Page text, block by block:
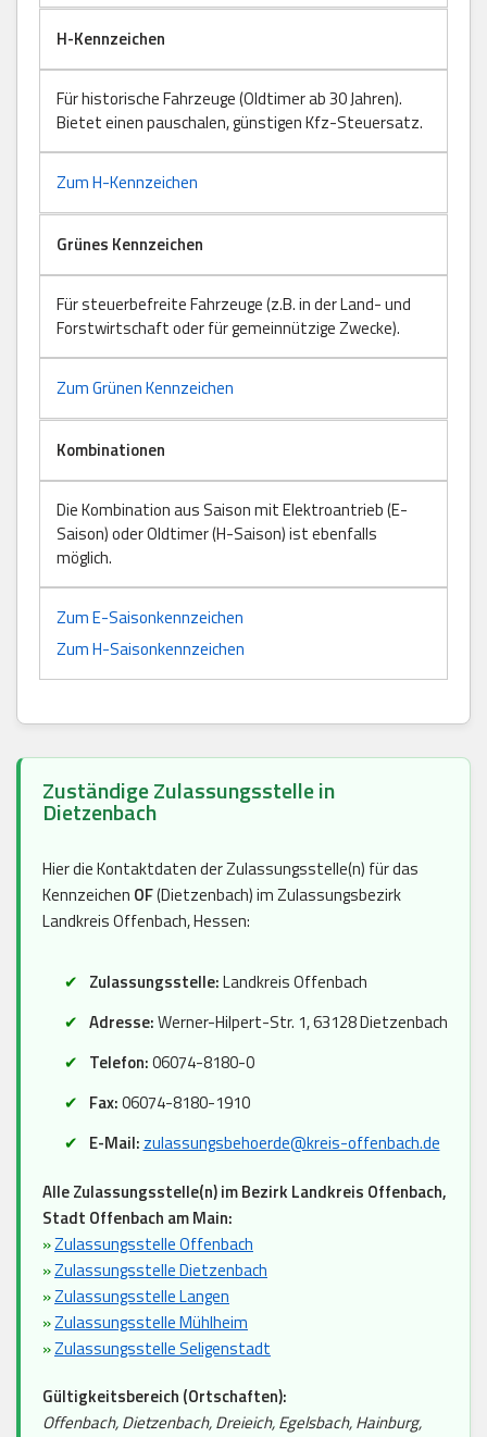
H-Kennzeichen
Für historische Fahrzeuge (Oldtimer ab 30 Jahren).
Bietet einen pauschalen, günstigen Kfz-Steuersatz.
Zum H-Kennzeichen
Grünes Kennzeichen
Für steuerbefreite Fahrzeuge (z.B. in der Land- und
Forstwirtschaft oder für gemeinnützige Zwecke).
Zum Grünen Kennzeichen
Kombinationen
Die Kombination aus Saison mit Elektroantrieb (E-
Saison) oder Oldtimer (H-Saison) ist ebenfalls
möglich.
Zum E-Saisonkennzeichen
Zum H-Saisonkennzeichen
Zuständige Zulassungsstelle in
Dietzenbach
Hier die Kontaktdaten der Zulassungsstelle(n) für das
Kennzeichen OF(Dietzenbach) im Zulassungsbezirk
Landkreis Offenbach, Hessen:
Zulassungsstelle:Landkreis Offenbach
Adresse:Werner-Hilpert-Str. 1, 63128 Dietzenbach
Telefon:06074-8180-0
Fax:06074-8180-1910
E-Mail: zulassungsbehoerde@kreis-offenbach.de
Alle Zulassungsstelle(n) im Bezirk Landkreis Offenbach,
Stadt Offenbach am Main:
»Zulassungsstelle Offenbach
»Zulassungsstelle Dietzenbach
»Zulassungsstelle Langen
»Zulassungsstelle Mühlheim
»Zulassungsstelle Seligenstadt
Gültigkeitsbereich (Ortschaften):
Offenbach, Dietzenbach, Dreieich, Egelsbach, Hainburg,